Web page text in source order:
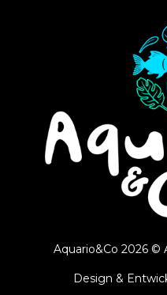
Aquario&Co 2026 ©
Design &